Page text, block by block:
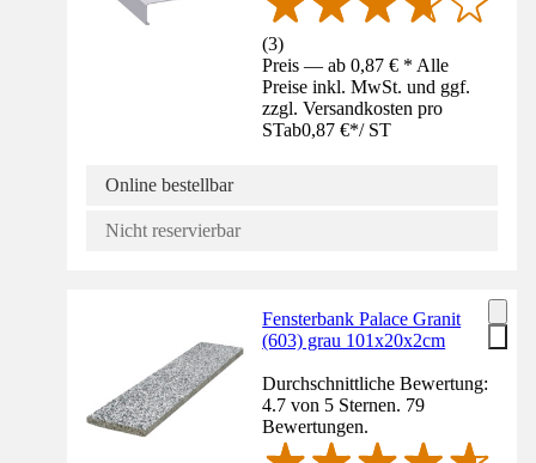
(3)
Preis — ab 0,87 € * Alle
Preise inkl. MwSt. und ggf.
zzgl. Versandkosten pro
STab0,87 €*/ ST
Online bestellbar
Nicht reservierbar
Fensterbank Palace Granit
(603) grau 101x20x2cm
Durchschnittliche Bewertung:
4.7 von 5 Sternen. 79
Bewertungen.